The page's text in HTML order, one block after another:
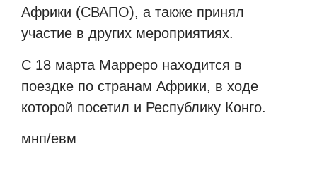
Африки (СВАПО), а также принял
участие в других мероприятиях.
С 18 марта Марреро находится в
поездке по странам Африки, в ходе
которой посетил и Республику Конго.
мнп/евм